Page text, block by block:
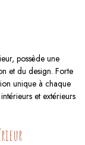
possède une
et du design. Forte
unique à chaque
et extérieurs